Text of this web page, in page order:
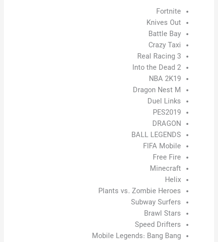
Fortnite
Knives Out
Battle Bay
Crazy Taxi
Real Racing 3
Into the Dead 2
NBA 2K19
Dragon Nest M
Duel Links
PES2019
DRAGON
BALL LEGENDS
FIFA Mobile
Free Fire
Minecraft
Helix
Plants vs. Zombie Heroes
Subway Surfers
Brawl Stars
Speed Drifters
Mobile Legends: Bang Bang